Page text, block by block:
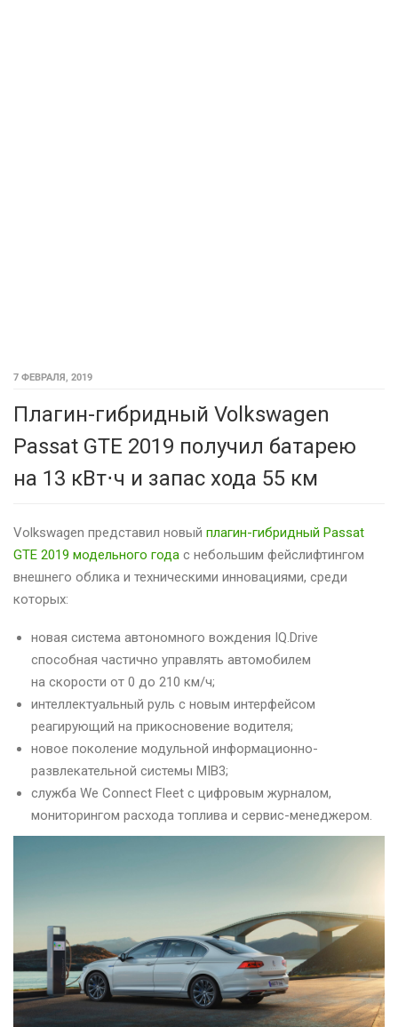
7 ФЕВРАЛЯ, 2019
Плагин-гибридный Volkswagen
Passat GTE 2019 получил батарею
на 13 кВт⋅ч и запас хода 55 км
Volkswagen представил новый плагин-гибридный Passat
GTE 2019 модельного года с небольшим фейслифтингом
внешнего облика и техническими инновациями, среди
которых:
новая система автономного вождения IQ.Drive
способная частично управлять автомобилем
на скорости от 0 до 210 км/ч;
интеллектуальный руль с новым интерфейсом
реагирующий на прикосновение водителя;
новое поколение модульной информационно-
развлекательной системы MIB3;
служба We Connect Fleet с цифровым журналом,
мониторингом расхода топлива и сервис-менеджером.